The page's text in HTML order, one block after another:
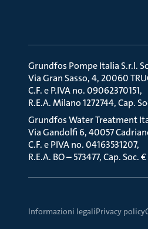
Grundfos Pompe Italia S.r.l.
Via Gran Sasso, 4, 20060
C.F. e P.IVA no. 09062370151
R.E.A. Milano 1272744, Cap.
Grundfos Water Treatment
Via Gandolfi 6, 40057
C.F. e PIVA no. 04163531207
R.E.A. BO – 573477, Cap. Soc.
Informazioni legaliPrivacy policy